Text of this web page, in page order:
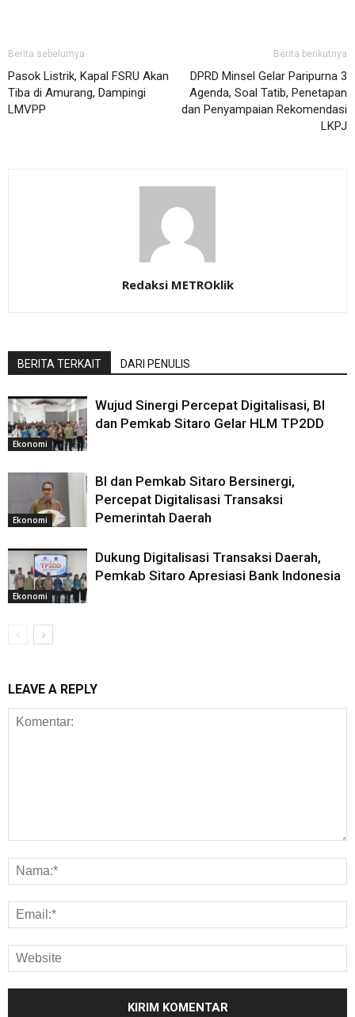
Berita sebelumya
Pasok Listrik, Kapal FSRU Akan
Tiba di Amurang, Dampingi
LMVPP
Berita berikutnya
DPRD Minsel Gelar Paripurna 3
Agenda, Soal Tatib, Penetapan
dan Penyampaian Rekomendasi
LKPJ
Redaksi METROklik
BERITA TERKAIT DARI PENULIS
Ekonomi
Wujud Sinergi Percepat Digitalisasi, BI
dan Pemkab Sitaro Gelar HLM TP2DD
Ekonomi
BI dan Pemkab Sitaro Bersinergi,
Percepat Digitalisasi Transaksi
Pemerintah Daerah
Ekonomi
Dukung Digitalisasi Transaksi Daerah,
Pemkab Sitaro Apresiasi Bank Indonesia
LEAVE A REPLY